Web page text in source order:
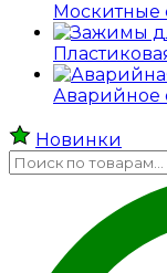
Москитные
Аварийное
Новинки